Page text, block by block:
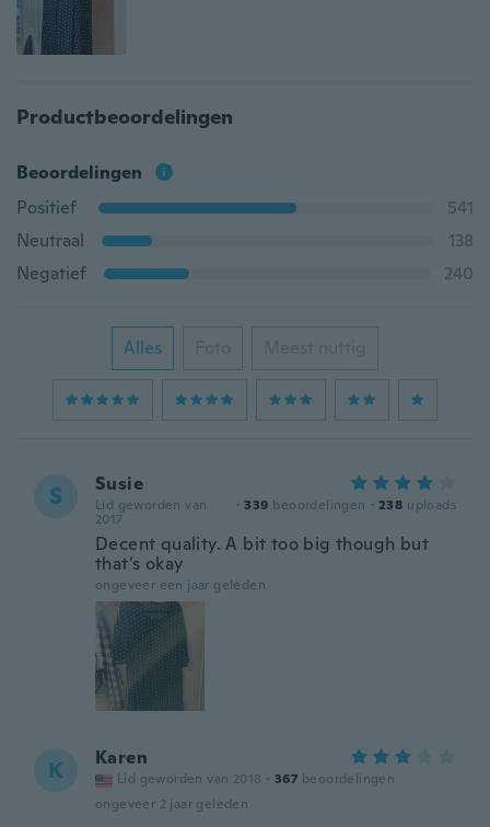
Productbeoordelingen
Beoordelingen
Positief
541
Neutraal
138
Negatief
240
Alles Foto Meest nuttig
S Susie
Lid geworden van
2017
· 339 beoordelingen · 238 uploads
Decent quality. A bit too big though but
that’s okay
ongeveer een jaar geleden
K Karen
Lid geworden van 2018 · 367 beoordelingen
ongeveer 2 jaar geleden